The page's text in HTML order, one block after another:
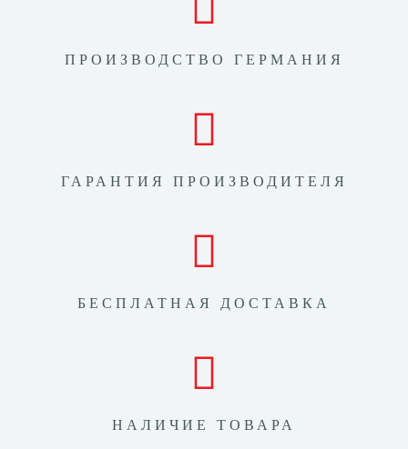
ПРОИЗВОДСТВО ГЕРМАНИЯ
ГАРАНТИЯ ПРОИЗВОДИТЕЛЯ
БЕСПЛАТНАЯ ДОСТАВКА
НАЛИЧИЕ ТОВАРА